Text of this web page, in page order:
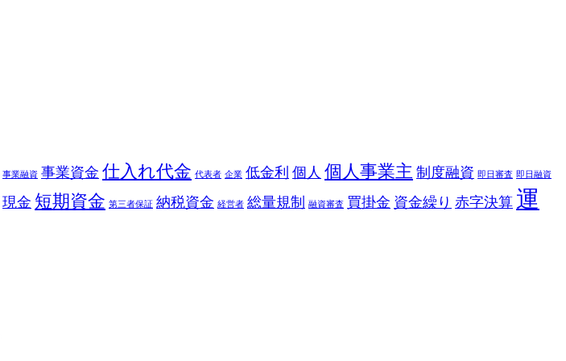
事業融資 事業資金 仕入れ代金 代表者 企業 低金利 個人 個人事業主 制度融資 即日審査 即日融資
現金 短期資金 第三者保証 納税資金 経営者 総量規制 融資審査 買掛金 資金繰り 赤字決算 運